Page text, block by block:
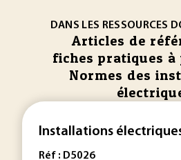
DANS LES RESSOURCES
Articles de
fiches pratiques à
Normes des
Installations
Réf : D5026